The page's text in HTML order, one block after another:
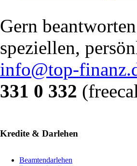
Gern
speziellen,
info@top-
331 0 332
Kredite & Darlehen
Beamtendarlehen